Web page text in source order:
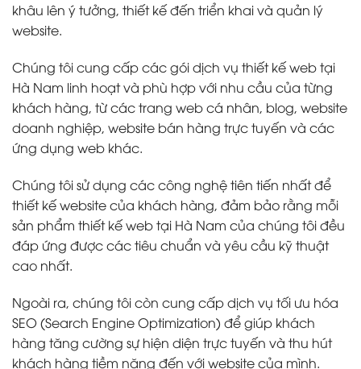
khâu lên ý tưởng, thiết kế đến triển khai và quản lý
website.
Chúng tôi cung cấp các gói dịch vụ thiết kế web tại
Hà Nam linh hoạt và phù hợp với nhu cầu của từng
khách hàng, từ các trang web cá nhân, blog, website
doanh nghiệp, website bán hàng trực tuyến và các
ứng dụng web khác.
Chúng tôi sử dụng các công nghệ tiên tiến nhất để
thiết kế website của khách hàng, đảm bảo rằng mỗi
sản phẩm thiết kế web tại Hà Nam của chúng tôi đều
đáp ứng được các tiêu chuẩn và yêu cầu kỹ thuật
cao nhất.
Ngoài ra, chúng tôi còn cung cấp dịch vụ tối ưu hóa
SEO (Search Engine Optimization) để giúp khách
hàng tăng cường sự hiện diện trực tuyến và thu hút
khách hàng tiềm năng đến với website của mình.